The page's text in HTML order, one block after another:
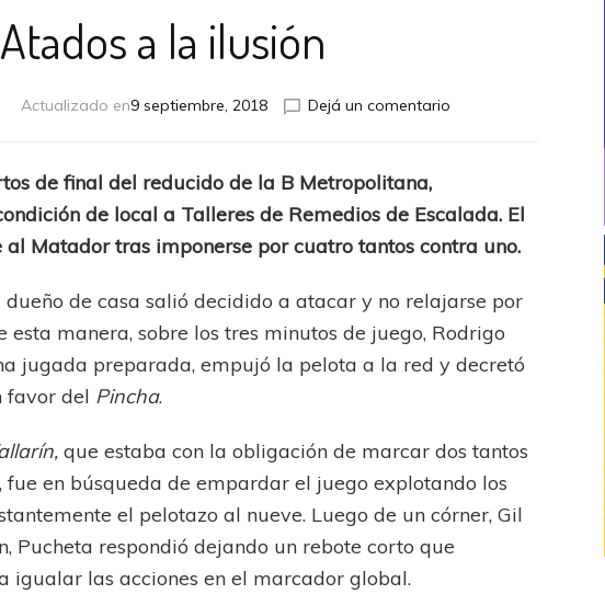
Atados a la ilusión
Actualizado en9 septiembre, 2018 Dejá un comentario
de final del reducido de la B Metropolitana,
de local a Talleres de Remedios de Escalada. El
Matador tras imponerse por cuatro tantos contra uno.
dueño de casa salió decidido a atacar y no relajarse por
esta manera, sobre los tres minutos de juego, Rodrigo
jugada preparada, empujó la pelota a la red y decretó
favor del Pincha.
que estaba con la obligación de marcar dos tantos
en búsqueda de empardar el juego explotando los
el pelotazo al nueve. Luego de un córner, Gil
Pucheta respondió dejando un rebote corto que
igualar las acciones en el marcador global.